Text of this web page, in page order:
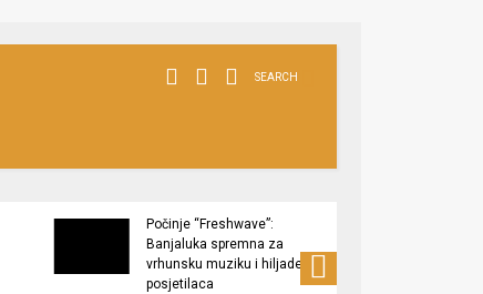
SEARCH
Počinje “Freshwave”:
Banjaluka spremna za
vrhunsku muziku i hiljade
posjetilaca